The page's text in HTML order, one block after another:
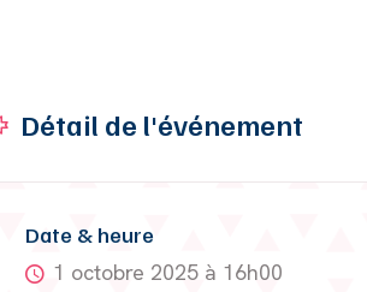
Détail de l'événement
Date & heure
1 octobre 2025 à 16h00